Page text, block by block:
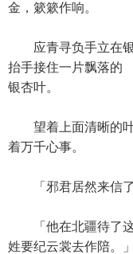
金，簌簌作响。
应青寻负手立在银
抬手接住一片飘落的
银杏叶。
望着上面清晰的叶
着万千心事。
「邪君居然来信了
「他在北疆待了这
姓要纪云裳去作陪。」